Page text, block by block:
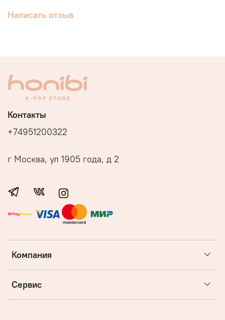
Написать отзыв
Компания
Сервис
Контакты
+74951200322
г Москва, ул 1905 года, д 2